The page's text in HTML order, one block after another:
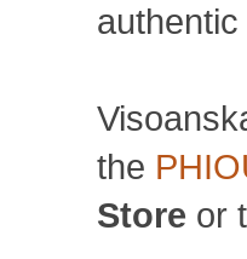
the
Store or